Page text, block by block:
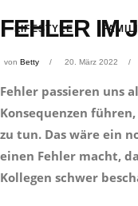
LIFESTYLE
FEHLER IM
von Betty 20. März 2022
Fehler passieren uns
Konsequenzen
zu tun. Das wäre ein
einen Fehler macht,
Kollegen schwer